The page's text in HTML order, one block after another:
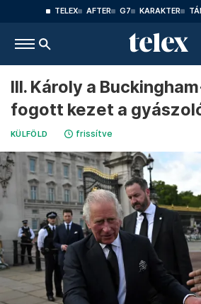
TELEX AFTER G7 KARAKTER
III. Károly a
fogott kezet a
KÜLFÖLD frissítve